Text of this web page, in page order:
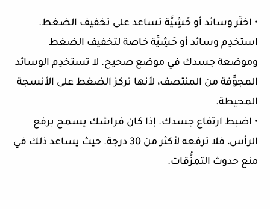
• اختَر وسائد أو حَشِيَّة تساعد على تخفيف الضغط.
استخدِم وسائد أو حَشِيَّة خاصة لتخفيف الضغط
وموضعة جسدك في موضع صحيح. لا تستخدِم الوسائد
المجوَّفة من المنتصف، لأنها تركز الضغط على الأنسجة
المحيطة.
• اضبط ارتفاع جسدك. إذا كان فراشك يسمح برفع
الرأس، فلا ترفعه لأكثر من 30 درجة. حيث يساعد ذلك في
منع حدوث التمزُّقات.